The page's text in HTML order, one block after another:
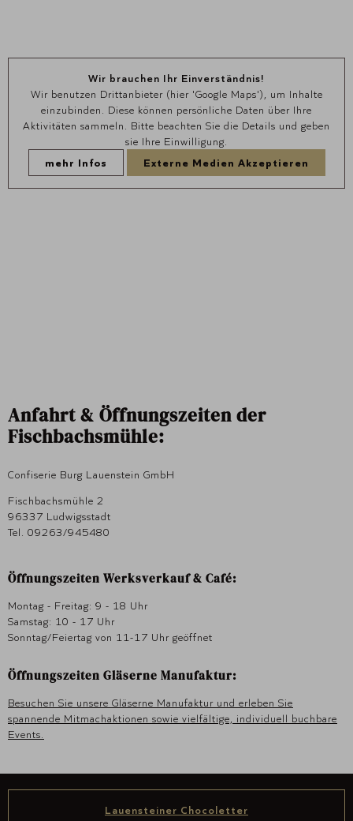
Wir brauchen Ihr Einverständnis!
Wir benutzen Drittanbieter (hier 'Google Maps'), um Inhalte
einzubinden. Diese können persönliche Daten über Ihre
Aktivitäten sammeln. Bitte beachten Sie die Details und geben
sie Ihre Einwilligung.
mehr Infos
Externe Medien Akzeptieren
Anfahrt & Öffnungszeiten der
Fischbachsmühle:
Confiserie Burg Lauenstein GmbH
Fischbachsmühle 2
96337 Ludwigsstadt
Tel. 09263/945480
Öffnungszeiten Werksverkauf & Café:
Montag - Freitag: 9 - 18 Uhr
Samstag: 10 - 17 Uhr
Sonntag/Feiertag von 11-17 Uhr geöffnet
Öffnungszeiten Gläserne Manufaktur:
Besuchen Sie unsere Gläserne Manufaktur und erleben Sie
spannende Mitmachaktionen sowie vielfältige, individuell buchbare
Events.
Lauensteiner Chocoletter